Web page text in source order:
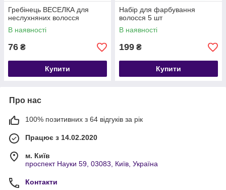
Гребінець ВЕСЕЛКА для
неслухняних волосся
В наявності
76 ₴
Купити
Набір для фарбування
волосся 5 шт
В наявності
199 ₴
Купити
Про нас
100% позитивних з 64 відгуків за рік
Працює з 14.02.2020
м. Київ
проспект Науки 59, 03083, Київ, Україна
Контакти